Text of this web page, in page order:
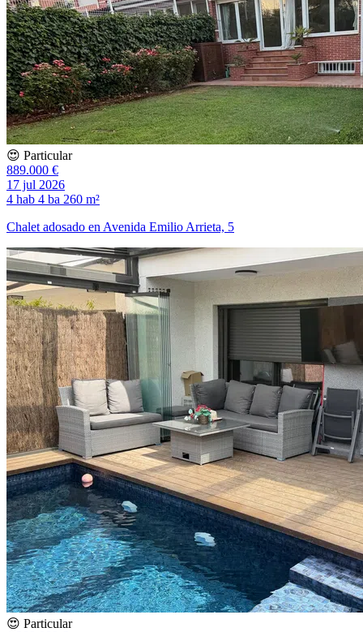
😍 Particular
889.000 €
17 jul 2026
4 hab 4 ba 260 m²
Chalet adosado en Avenida Emilio Arrieta, 5
😍 Particular